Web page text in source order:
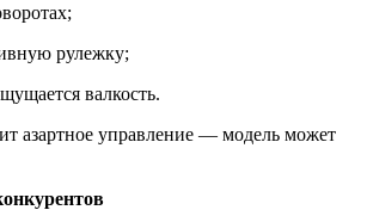
рулежку;
валкость.
азартное управление — модель может